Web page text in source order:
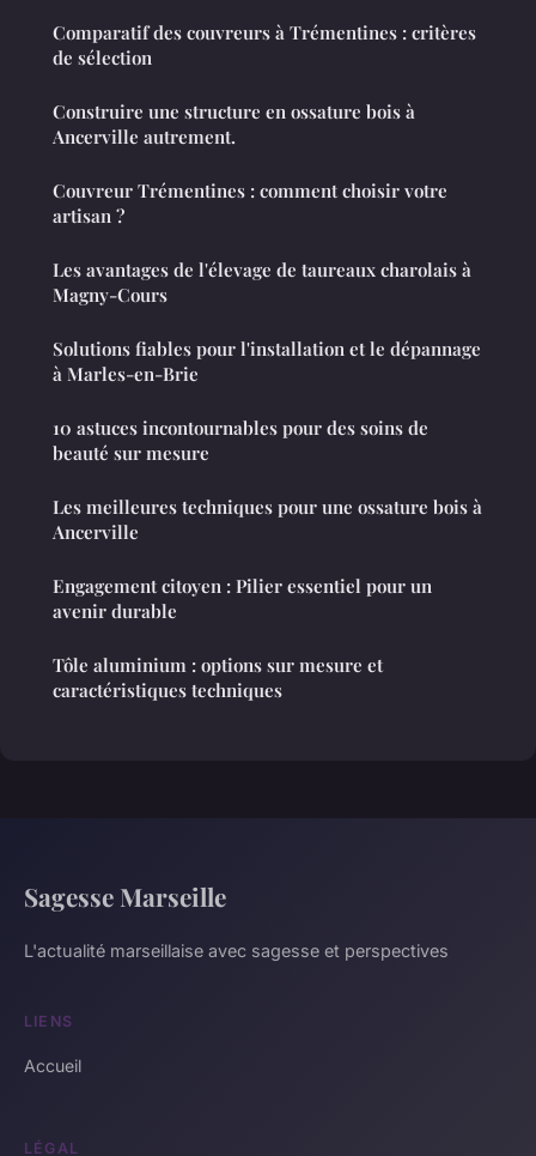
Comparatif des couvreurs à Trémentines : critères
de sélection
Construire une structure en ossature bois à
Ancerville autrement.
Couvreur Trémentines : comment choisir votre
artisan ?
Les avantages de l'élevage de taureaux charolais à
Magny-Cours
Solutions fiables pour l'installation et le dépannage
à Marles-en-Brie
10 astuces incontournables pour des soins de
beauté sur mesure
Les meilleures techniques pour une ossature bois à
Ancerville
Engagement citoyen : Pilier essentiel pour un
avenir durable
Tôle aluminium : options sur mesure et
caractéristiques techniques
Sagesse Marseille
L'actualité marseillaise avec sagesse et perspectives
LIENS
Accueil
LÉGAL